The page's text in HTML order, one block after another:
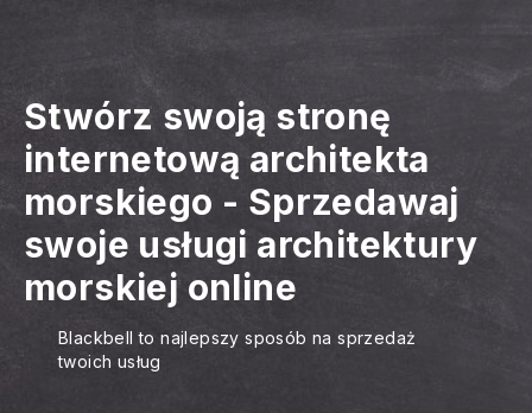
Stwórz swoją stronę
internetową architekta
morskiego - Sprzedawaj
swoje usługi architektury
morskiej online
Blackbell to najlepszy sposób na sprzedaż
twoich usług